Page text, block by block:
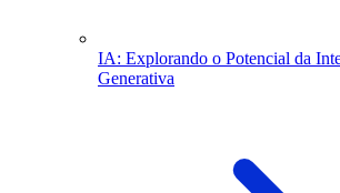
IA: Explorando o Potencial da
Generativa